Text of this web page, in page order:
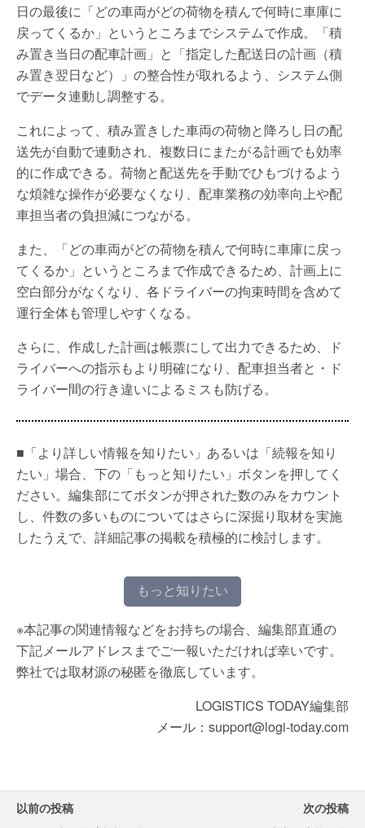
日の最後に「どの車両がどの荷物を積んで何時に車庫に
戻ってくるか」というところまでシステムで作成。「積
み置き当日の配車計画」と「指定した配送日の計画（積
み置き翌日など）」の整合性が取れるよう、システム側
でデータ連動し調整する。
これによって、積み置きした車両の荷物と降ろし日の配
送先が自動で連動され、複数日にまたがる計画でも効率
的に作成できる。荷物と配送先を手動でひもづけるよう
な煩雑な操作が必要なくなり、配車業務の効率向上や配
車担当者の負担減につながる。
また、「どの車両がどの荷物を積んで何時に車庫に戻っ
てくるか」というところまで作成できるため、計画上に
空白部分がなくなり、各ドライバーの拘束時間を含めて
運行全体も管理しやすくなる。
さらに、作成した計画は帳票にして出力できるため、ド
ライバーへの指示もより明確になり、配車担当者と・ド
ライバー間の行き違いによるミスも防げる。
■「より詳しい情報を知りたい」あるいは「続報を知り
たい」場合、下の「もっと知りたい」ボタンを押してく
ださい。編集部にてボタンが押された数のみをカウント
し、件数の多いものについてはさらに深掘り取材を実施
したうえで、詳細記事の掲載を積極的に検討します。
もっと知りたい
※本記事の関連情報などをお持ちの場合、編集部直通の
下記メールアドレスまでご一報いただければ幸いです。
弊社では取材源の秘匿を徹底しています。
LOGISTICS TODAY編集部
メール：support@logi-today.com
以前の投稿 次の投稿